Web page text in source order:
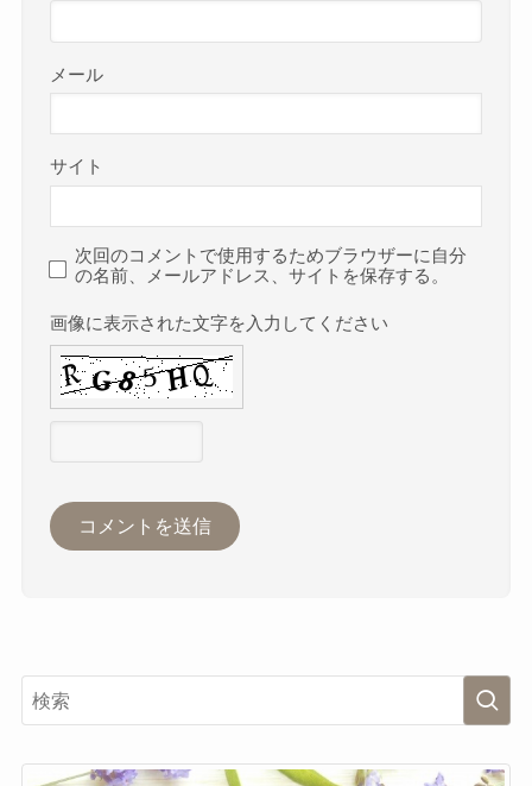
メール
サイト
次回のコメントで使用するためブラウザーに自分
の名前、メールアドレス、サイトを保存する。
画像に表示された文字を入力してください